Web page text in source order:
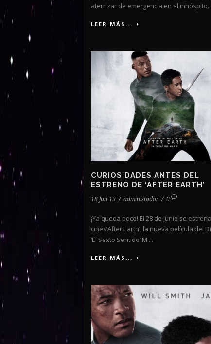
aterrizar de emergencia en el inhóspito...
LEER MÁS...
CURIOSIDADES ANTES DEL
ESTRENO DE ‘AFTER EARTH’
18 Jun 13 / administador / 0
¡Ya queda poco! El 28 de junio se
cines’After Earth’, la nueva película del
‘El Sexto Sentido’ M....
LEER MÁS...